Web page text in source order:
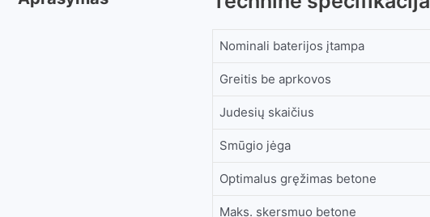
Nominali baterijos įtampa
Greitis be aprkovos
Judesių skaičius
Smūgio jėga
Optimalus gręžimas betone
Maks. skersmuo betone